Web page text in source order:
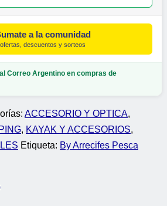
a la comunidad
descuentos y sorteos
Correo Argentino en compras de
ACCESORIO Y OPTICA,
, KAYAK Y ACCESORIOS,
Etiqueta: By Arrecifes Pesca